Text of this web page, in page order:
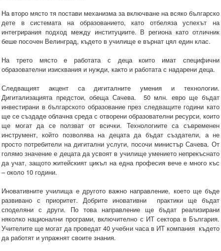
На второ място тя постави механизма за включване на всяко българско
дете в системата на образованието, като отбеляза успехът на
интегрирания подход между институциите. В региона като отличник
беше посочен Велинград, където в училище е върнат цял един клас.
На трето място е работата с деца които имат специфични
образователни изисквания и нужди, както и работата с надарени деца.
Следващият акцент са дигиталните умения и технологии.
Дигитализацията предстои, обеща Сачева. 50 млн. евро ще бъдат
инвестирани в българското образование през следващите години като
ще се създаде облачна среда с отворени образователни ресурси, които
ще могат да се ползват от всички. Технологиите са съвременен
инструмент, който позволява на децата да бъдат създатели, а не
просто потребители на дигитални услуги, посочи министър Сачева. От
голямо значение е децата да усвоят в училище умението непрекъснато
да учат, защото житейският цикъл на една професия вече е много къс
– около 10 години.
Иновативните училища е другото важно направление, което ще бъде
развивано с приоритет. Добрите иновативни практики ще бъдат
споделяни с други. По това направление ще бъдат реализирани
няколко национални програми, включително с ИТ сектора в България.
Учителите ще могат да проведат 40 учебни часа в ИТ компания където
да работят и упражнят своите знания.